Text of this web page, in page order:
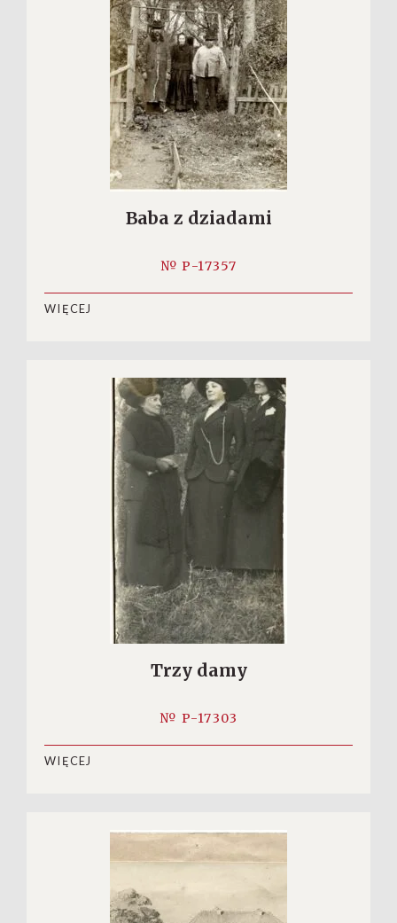
Baba z dziadami
№ P-17357
WIĘCEJ
Trzy damy
№ P-17303
WIĘCEJ